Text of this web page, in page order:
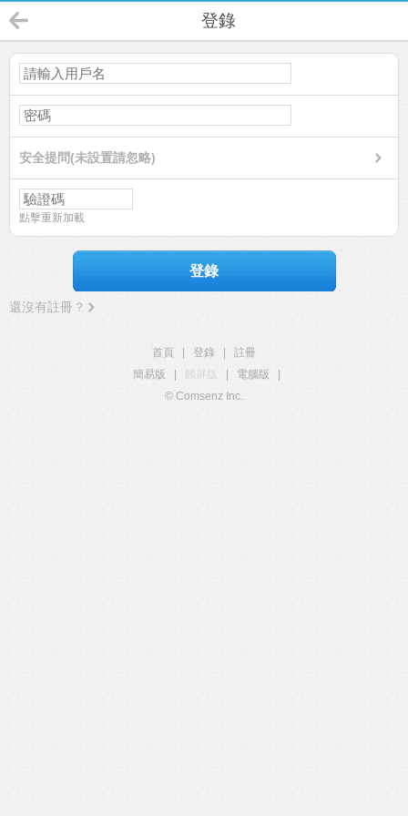
登錄
安全提問(未設置請忽略)
點擊重新加載
登錄
還沒有註冊？
首頁 登錄
註冊
簡易版
觸屏版 電腦版
© Comsenz Inc.